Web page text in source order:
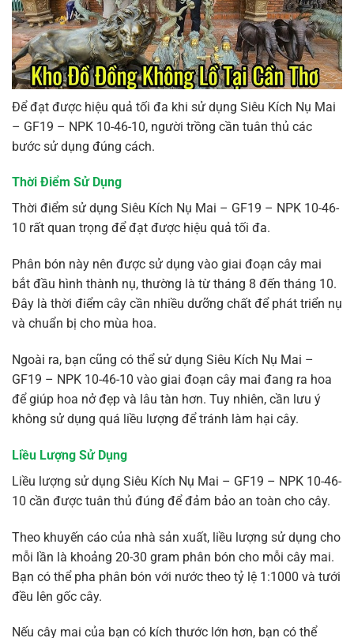
Để đạt được hiệu quả tối đa khi sử dụng Siêu Kích Nụ Mai
– GF19 – NPK 10-46-10, người trồng cần tuân thủ các
bước sử dụng đúng cách.
Thời Điểm Sử Dụng
Thời điểm sử dụng Siêu Kích Nụ Mai – GF19 – NPK 10-46-
10 rất quan trọng để đạt được hiệu quả tối đa.
Phân bón này nên được sử dụng vào giai đoạn cây mai
bắt đầu hình thành nụ, thường là từ tháng 8 đến tháng 10.
Đây là thời điểm cây cần nhiều dưỡng chất để phát triển nụ
và chuẩn bị cho mùa hoa.
Ngoài ra, bạn cũng có thể sử dụng Siêu Kích Nụ Mai –
GF19 – NPK 10-46-10 vào giai đoạn cây mai đang ra hoa
để giúp hoa nở đẹp và lâu tàn hơn. Tuy nhiên, cần lưu ý
không sử dụng quá liều lượng để tránh làm hại cây.
Liều Lượng Sử Dụng
Liều lượng sử dụng Siêu Kích Nụ Mai – GF19 – NPK 10-46-
10 cần được tuân thủ đúng để đảm bảo an toàn cho cây.
Theo khuyến cáo của nhà sản xuất, liều lượng sử dụng cho
mỗi lần là khoảng 20-30 gram phân bón cho mỗi cây mai.
Bạn có thể pha phân bón với nước theo tỷ lệ 1:1000 và tưới
đều lên gốc cây.
Nếu cây mai của bạn có kích thước lớn hơn, bạn có thể